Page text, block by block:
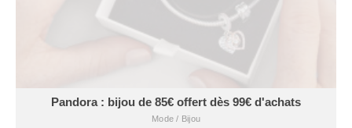
Pandora : bijou de 85€ offert dès 99€ d'achats
Mode / Bijou